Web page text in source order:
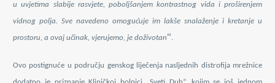
u uvjetima slabije rasvjete, poboljšanjem kontrastnog vida i proširenjem
vidnog polja. Sve navedeno omogućuje im lakše snalaženje i kretanje u
prostoru, a ovaj učinak, vjerujemo, je doživotan“.
Ovo postignuće u području genskog liječenja nasljednih distrofija mrežnice